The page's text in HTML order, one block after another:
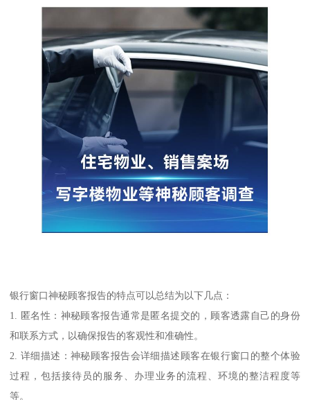
银行窗口神秘顾客报告的特点可以总结为以下几点：
1. 匿名性：神秘顾客报告通常是匿名提交的，顾客透露自己的身份
和联系方式，以确保报告的客观性和准确性。
2. 详细描述：神秘顾客报告会详细描述顾客在银行窗口的整个体验
过程，包括接待员的服务、办理业务的流程、环境的整洁程度等
等。